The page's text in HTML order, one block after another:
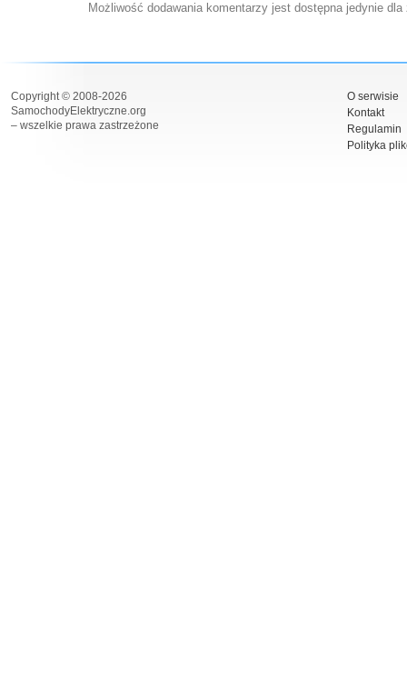
Możliwość dodawania komentarzy jest dostępna jedynie
Copyright © 2008-2026
SamochodyElektryczne.org
– wszelkie prawa zastrzeżone
O serwisie
Kontakt
Regulamin
Polityka